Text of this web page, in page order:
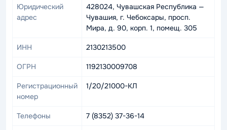
Юридический
адрес
428024, Чувашская Республика —
Чувашия, г. Чебоксары, просп.
Мира, д. 90, корп. 1, помещ. 305
ИНН 2130213500
ОГРН 1192130009708
Регистрационный
номер
1/20/21000-КЛ
Телефоны 7 (8352) 37-36-14